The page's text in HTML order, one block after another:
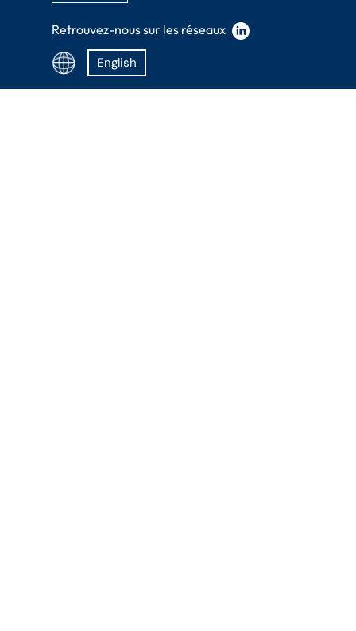
Retrouvez-nous sur les réseaux
English